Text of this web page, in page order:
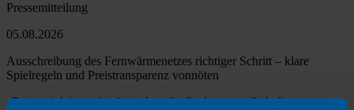
Pressemitteilung
05.08.2026
Ausschreibung des Fernwärmenetzes richtiger Schritt – klare
Spielregeln und Preistransparenz vonnöten
„Es ist wichtig und richtig, dass die Stadt nun endlich die